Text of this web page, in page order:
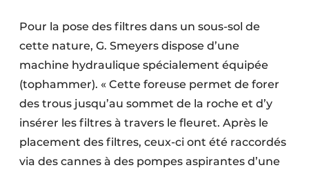
Pour la pose des filtres dans un sous-sol de
cette nature, G. Smeyers dispose d’une
machine hydraulique spécialement équipée
(tophammer). « Cette foreuse permet de forer
des trous jusqu’au sommet de la roche et d’y
insérer les filtres à travers le fleuret. Après le
placement des filtres, ceux-ci ont été raccordés
via des cannes à des pompes aspirantes d’une